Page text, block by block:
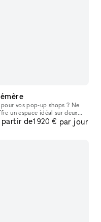
vos pop-up shops ? Ne
un espace idéal sur deux
des pop-up stores. Q
partir de1 920 € par jour